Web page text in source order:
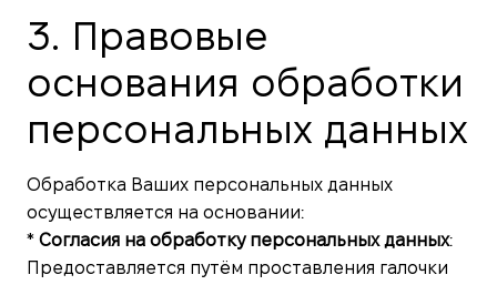
3. Правовые
основания обработки
персональных данных
Обработка Ваших персональных данных
осуществляется на основании:
* Согласия на обработку персональных данных:
Предоставляется путём проставления галочки